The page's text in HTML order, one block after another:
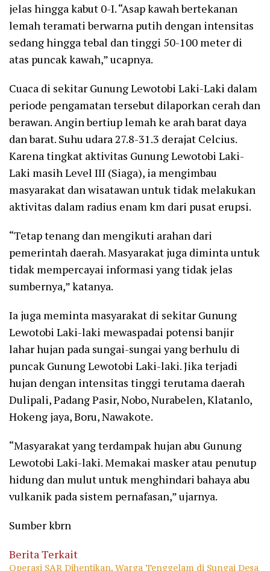
jelas hingga kabut 0-I. “Asap kawah bertekanan
lemah teramati berwarna putih dengan intensitas
sedang hingga tebal dan tinggi 50-100 meter di
atas puncak kawah,” ucapnya.
Cuaca di sekitar Gunung Lewotobi Laki-Laki dalam
periode pengamatan tersebut dilaporkan cerah dan
berawan. Angin bertiup lemah ke arah barat daya
dan barat. Suhu udara 27.8-31.3 derajat Celcius.
Karena tingkat aktivitas Gunung Lewotobi Laki-
Laki masih Level III (Siaga), ia mengimbau
masyarakat dan wisatawan untuk tidak melakukan
aktivitas dalam radius enam km dari pusat erupsi.
“Tetap tenang dan mengikuti arahan dari
pemerintah daerah. Masyarakat juga diminta untuk
tidak mempercayai informasi yang tidak jelas
sumbernya,” katanya.
Ia juga meminta masyarakat di sekitar Gunung
Lewotobi Laki-laki mewaspadai potensi banjir
lahar hujan pada sungai-sungai yang berhulu di
puncak Gunung Lewotobi Laki-laki. Jika terjadi
hujan dengan intensitas tinggi terutama daerah
Dulipali, Padang Pasir, Nobo, Nurabelen, Klatanlo,
Hokeng jaya, Boru, Nawakote.
“Masyarakat yang terdampak hujan abu Gunung
Lewotobi Laki-laki. Memakai masker atau penutup
hidung dan mulut untuk menghindari bahaya abu
vulkanik pada sistem pernafasan,” ujarnya.
Sumber kbrn
Berita Terkait
Operasi SAR Dihentikan, Warga Tenggelam di Sungai Desa